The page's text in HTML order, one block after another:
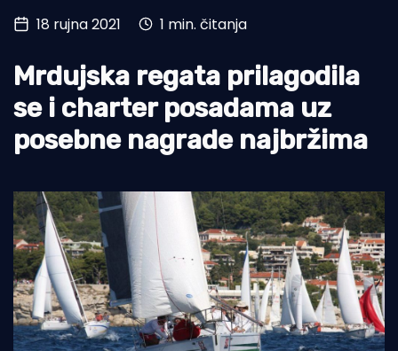
Pomorstvo
Ekologija
Tradicija i kultura
18 rujna 2021 1 min. čitanja
Mrdujska regata prilagodila
se i charter posadama uz
posebne nagrade najbržima